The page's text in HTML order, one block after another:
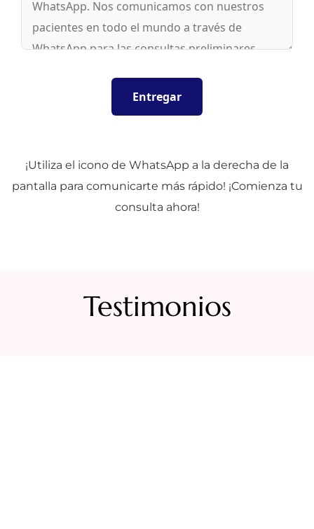
¡Utiliza el icono de WhatsApp a la derecha de la
pantalla para comunicarte más rápido! ¡Comienza tu
consulta ahora!
Testimonios